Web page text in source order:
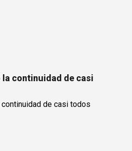
continuidad de casi